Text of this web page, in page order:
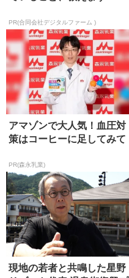
PR(合同会社デジタルファーム )
アマゾンで大人気！血圧対
策はコーヒーに足してみて
PR(森永乳業)
現地の若者と共鳴した星野